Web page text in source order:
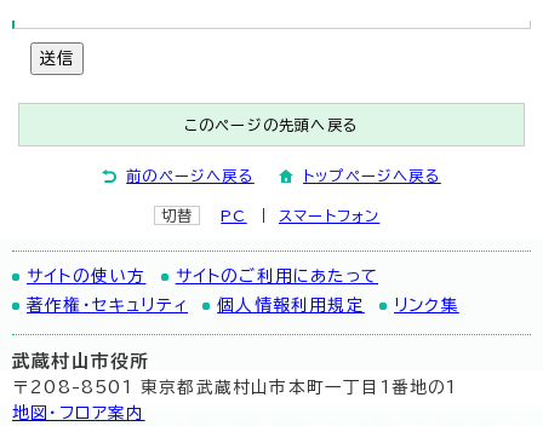
送信
このページの先頭へ戻る
前のページへ戻る トップページへ戻る
切替 PC スマートフォン
サイトの使い方
サイトのご利用にあたって
著作権・セキュリティ
個人情報利用規定 リンク集
武蔵村山市役所
〒208-8501 東京都武蔵村山市本町一丁目1番地の1
地図･フロア案内